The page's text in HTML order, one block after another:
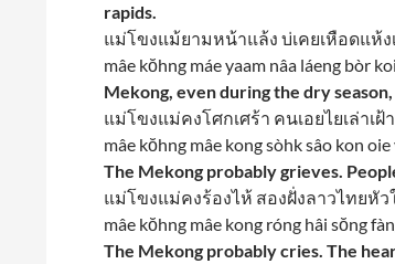
rapids.
แม่โขงแม้ยามหน้าแล้ง บ่เคยเหือดแห้
mâe kŏhng máe yaam nâa láeng bòr
Mekong, even during the dry
แม่โขงแม่คงโศกเศร้า คนเอยไยเล่าเฝ้
mâe kŏhng mâe kong sòhk sâo kon
The Mekong probably grieves.
แม่โขงแม่คงร้องไห้ สองฝั่งลาวไทยหั
mâe kŏhng mâe kong róng hâi sŏng
The Mekong probably cries. The